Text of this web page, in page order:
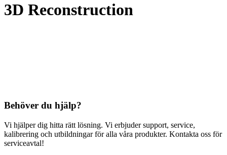
3D Reconstruction
Behöver du hjälp?
Vi hjälper dig hitta rätt lösning. Vi erbjuder support, service,
kalibrering och utbildningar för alla våra produkter. Kontakta oss för
serviceavtal!